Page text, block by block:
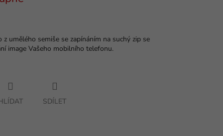
umělého semiše se zapínáním na suchý zip se
image Vašeho mobilního telefonu.
SDÍLET